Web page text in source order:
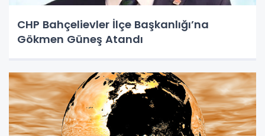
CHP Bahçelievler İlçe Başkanlığı’na
Gökmen Güneş Atandı